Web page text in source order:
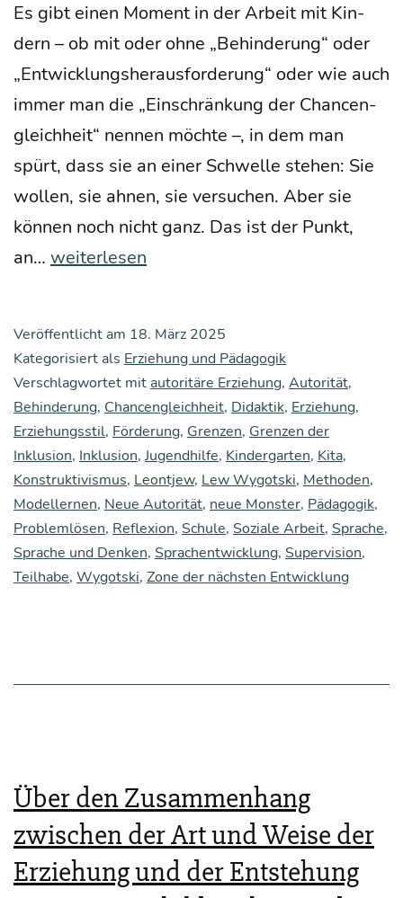
Es gibt einen Moment in der Arbeit mit Kin­
dern – ob mit oder ohne „Behin­de­rung“ oder
„Ent­wick­lungs­her­aus­for­de­rung“ oder wie auch
immer man die „Ein­schrän­kung der Chan­cen­
gleich­heit“ nen­nen möch­te –, in dem man
spürt, dass sie an einer Schwel­le ste­hen: Sie
wol­len, sie ahnen, sie ver­su­chen. Aber sie
kön­nen noch nicht ganz. Das ist der Punkt,
an… Die
nächs­
ten
Ent­
wick­
lung
–
Was
wir
für
on
ler­
nen
weiterlesen
Veröffentlicht am 18. März 2025
Kategorisiert als Erziehung und Pädagogik
Verschlagwortet mit autoritäre Erziehung, Autorität,
Behinderung, Chancengleichheit, Didaktik, Erziehung,
Erziehungsstil, Förderung, Grenzen, Grenzen der
Inklusion, Inklusion, Jugendhilfe, Kindergarten, Kita,
Konstruktivismus, Leontjew, Lew Wygotski, Methoden,
Modellernen, Neue Autorität, neue Monster, Pädagogik,
Problemlösen, Reflexion, Schule, Soziale Arbeit, Sprache,
Sprache und Denken, Sprachentwicklung, Supervision,
Teilhabe, Wygotski, Zone der nächsten Entwicklung
Über den Zusammenhang
zwischen der Art und Weise der
Erziehung und der Entstehung